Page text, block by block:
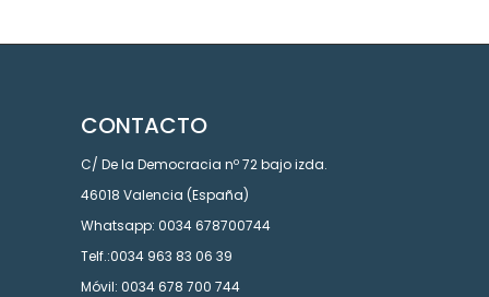
CONTACTO
C/ De la Democracia nº 72 bajo izda.
46018 Valencia (España)
Whatsapp: 0034 678700744
Telf.:0034 963 83 06 39
Móvil: 0034 678 700 744